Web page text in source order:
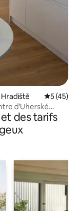
5 (45)
d’Uherské
des tarifs